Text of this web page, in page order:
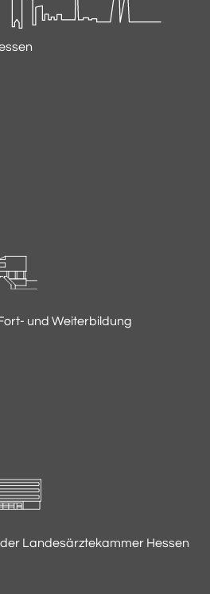
und Weiterbildung
Landesärztekammer Hessen